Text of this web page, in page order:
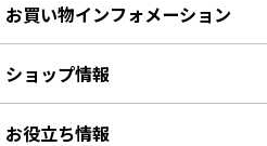
お買い物インフォメーション
ショップ情報
お役立ち情報